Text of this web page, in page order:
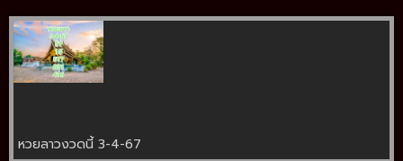
หวยลาวงวดนี้ 3-4-67